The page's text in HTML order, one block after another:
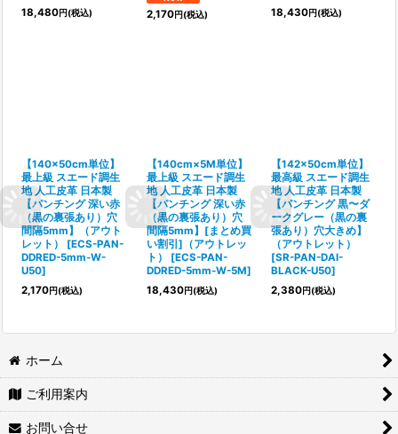
18,480円(税込) 2,170円(税込)
18,430円(税込)
【140×50cm単位】
最上級 スエード調生
地 人工皮革 日本製
【パンチング 深い赤
（黒の裏張あり）穴
間隔5mm】（アウト
レット）
[ECS-PAN-
DDRED-5mm-W-
U50]
2,170円(税込)
【140cm×5M単位】
最上級 スエード調生
地 人工皮革 日本製
【パンチング 深い赤
（黒の裏張あり）穴
間隔5mm】[まとめ買
い割引]（アウトレッ
ト）
[ECS-PAN-
DDRED-5mm-W-5M]
18,430円(税込)
【142×50cm単位】
最高級 スエード調生
地 人工皮革 日本製
【パンチング 黒〜ダ
ークグレー（黒の裏
張あり）穴大きめ】
（アウトレット）
[SR-PAN-DAI-
BLACK-U50]
2,380円(税込)
ホーム
ご利用案内
お問い合せ